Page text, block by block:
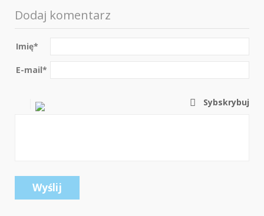
Dodaj komentarz
Imię*
E-mail*
Sybskrybuj
Wyślij